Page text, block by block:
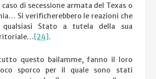
di secessione armata del Texas o
Si verificherebbero le reazioni che
qualsiasi Stato a tutela della sua
[24].
questo bailamme, fanno il loro
sporco per il quale sono stati